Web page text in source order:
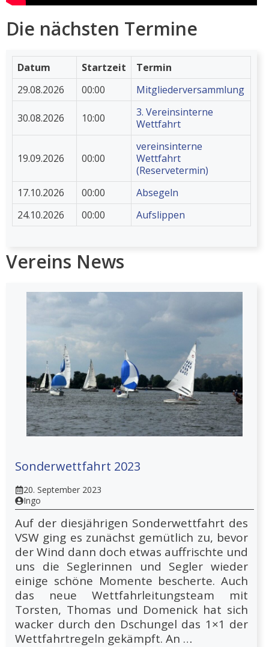
Die nächsten Termine
Datum Startzeit
Termin
29.08.2026
00:00 Mitgliederversammlung
30.08.2026 10:00
3. Vereinsinterne
Wettfahrt
19.09.2026 00:00
vereinsinterne
Wettfahrt
(Reservetermin)
17.10.2026
00:00
Absegeln
24.10.2026
00:00 Aufslippen
Vereins News
Sonderwettfahrt 2023
20. September 2023
Ingo
Auf der diesjährigen Sonderwettfahrt des
VSW ging es zunächst gemütlich zu, bevor
der Wind dann doch etwas auffrischte und
uns die Seglerinnen und Segler wieder
einige schöne Momente bescherte. Auch
das neue Wettfahrleitungsteam mit
Torsten, Thomas und Domenick hat sich
wacker durch den Dschungel das 1×1 der
Wettfahrtregeln gekämpft. An …